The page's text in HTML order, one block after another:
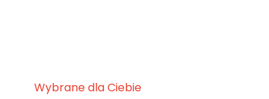
Wybrane dla Ciebie